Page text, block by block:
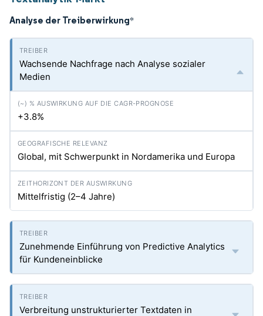
Analyse der Treiberwirkung*
Wachsende Nachfrage nach Analyse sozialer
Medien
+3.8%
Global, mit Schwerpunkt in Nordamerika und Europa
Mittelfristig (2–4 Jahre)
Zunehmende Einführung von Predictive Analytics
für Kundeneinblicke
Verbreitung unstrukturierter Textdaten in